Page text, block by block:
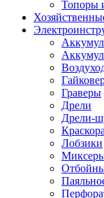
Топоры
Граверы
Дрели
Дрели-
Лобзики